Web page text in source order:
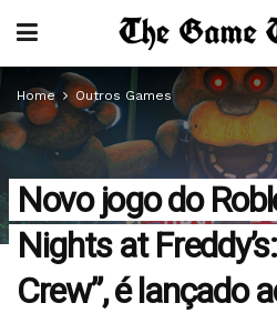
Home Outros Games
Novo jogo do
Nights at
Crew”, é lançado